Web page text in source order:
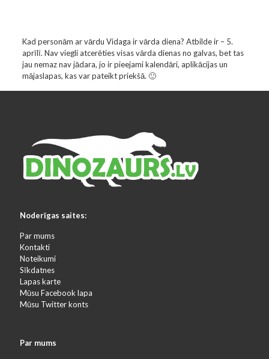
Kad personām ar vārdu Vidaga ir vārda diena? Atbilde ir – 5.
aprīlī. Nav viegli atcerēties visas vārda dienas no galvas, bet tas
jau nemaz nav jādara, jo ir pieejami kalendāri, aplikācijas un
mājaslapas, kas var pateikt priekšā. 🙂
Noderīgas saites:
Par mums
Kontakti
Noteikumi
Sīkdatnes
Lapas karte
Mūsu Facebook lapa
Mūsu Twitter konts
Par mums